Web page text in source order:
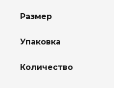
Размер
Упаковка
Количество